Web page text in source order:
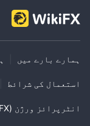
ہمارے بارے میں
استعمال کی شرائط
انٹرپرائز ورژن (WIKIFX نمبر)